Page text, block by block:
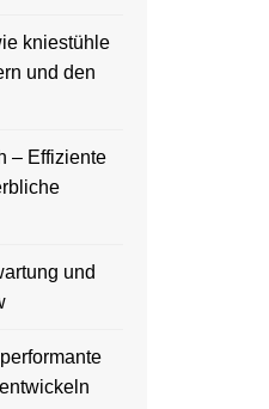
kniestühle
und den
– Effiziente
und